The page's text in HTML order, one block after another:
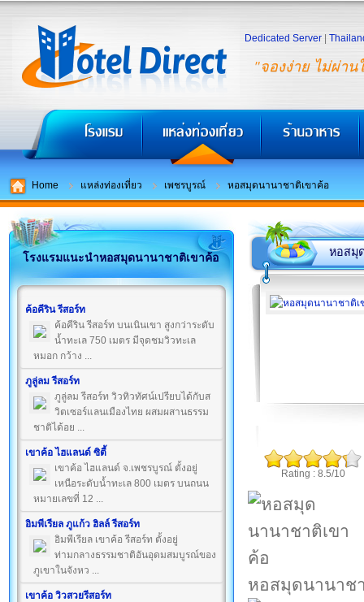
"จองง่าย ไม่ผ่าน
Dedicated Server
Home แหล่งท่องเที่ยว เพชรบูรณ์ หอสมุดนานาชาติเขาค้อ
โรงแรมแนะนำหอสมุดนานาชาติเขาค้อ
ค้อคีริน รีสอร์ท
ค้อคีริน รีสอร์ท บนเนินเขา สูงกว่าระดับ
น้ำทะเล 750 เมตร มีจุดชมวิวทะเล
หมอก กว้าง ...
ภูลู่ลม รีสอร์ท
ภูลู่ลม รีสอร์ท วิวทิวทัศน์เปรียบได้กับส
วิตเซอร์แลนเมืองไทย ผสมผสานธรรม
ชาติได้อย ...
เขาค้อ ไฮแลนด์ ซิตี้
เขาค้อ ไฮแลนด์ จ.เพชรบูรณ์ ตั้งอยู่
เหนือระดับน้ำทะเล 800 เมตร บนถนน
หมายเลขที่ 12 ...
อิมพีเรียล ภูแก้ว ฮิลล์ รีสอร์ท
อิมพีเรียล เขาค้อ รีสอร์ท ตั้งอยู่
ท่ามกลางธรรมชาติอันอุดมสมบูรณ์ของ
ภูเขาในจังหว ...
เขาค้อ วิวสวยรีสอร์ท
หอสมุ
Rating : 8.5/10
หอสมุดนานาช